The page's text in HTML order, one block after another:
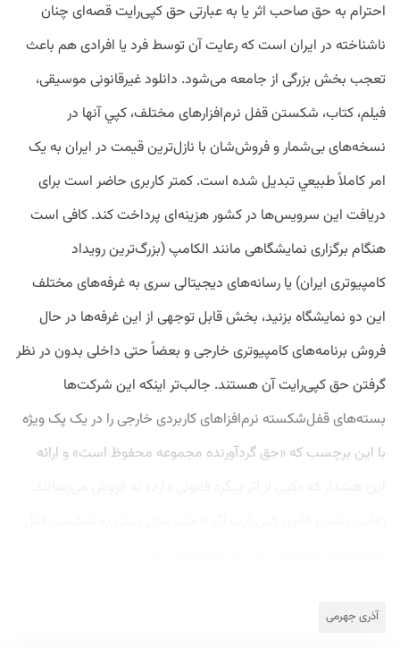
احترام به حق صاحب اثر یا به عبارتی حق کپی‌رایت قصه‌ای چنان
ناشناخته در ایران است که رعایت آن توسط فرد یا افرادی هم باعث
تعجب بخش بزرگی از جامعه می‌شود. دانلود غیرقانونی موسیقی،
فیلم، کتاب، شكستن قفل نرم‌افزارهای مختلف، كپي آنها در
نسخه‌های بی‌شمار و فروش‌شان با نازل‌ترین قیمت در ایران به یک
امر کاملاً طبيعي تبديل شده است. کمتر کاربری حاضر است برای
دریافت این سرویس‌ها در کشور هزینه‌ای پرداخت کند. کافی است
هنگام برگزاری نمایشگاهی مانند الکامپ (بزرگ‌ترین رویداد
کامپیوتری ایران) یا رسانه‌های دیجیتالی سری به غرفه‌های مختلف
این دو نمایشگاه بزنید، بخش قابل توجهی از این غرفه‌ها در حال
فروش برنامه‌های کامپیوتری خارجی و بعضاً حتی داخلی بدون در نظر
گرفتن حق کپی‌رایت آن هستند. جالب‌تر اینکه این شرکت‌ها
بسته‌های قفل‌شکسته نرم‌افزاهای کاربردی خارجی را در یک پک ویژه
با این برچسب که «حق گردآورنده مجموعه محفوظ است» و ارائه
آذری جهرمی